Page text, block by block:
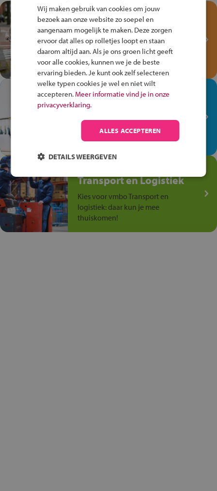
Test je kennis met het
Fiets Veilig
Verkeersspel!
Speel het Fiets Veilig Verkeersspel
en win een Cortina-fiets!
In de winkel ben je op je
plek!
Ontdek via het vmbo jouw talent
op de winkelvloer, waar elke dag
anders is!
Transport en Logistiek
Kies voor vmbo Transport en
logistiek: daar kun je mee
thuiskomen!
Wij maken gebruik van cookies om jouw
bezoek aan onze website zo soepel en
aangenaam mogelijk te maken. Deze zorgen
ervoor dat alles op rolletjes loopt en staan
daarom altijd aan. Als je ons groen licht geeft
voor alle cookies, kunnen we je de beste
ervaring bieden. Je kunt ook zelf selecteren
welke typen cookies je wel en niet wilt
accepteren. Meer informatie vind je in onze
privacyverklaring.
ALLES ACCEPTEREN
DETAILS WEERGEVEN